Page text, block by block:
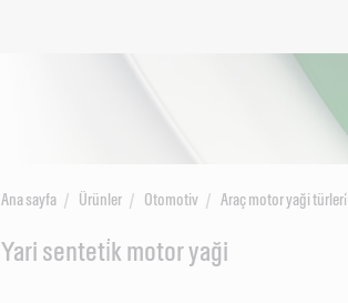
Ana sayfa Ürünler Otomotiv Araç motor yaği türleri̇
Yari senteti̇k motor yaği